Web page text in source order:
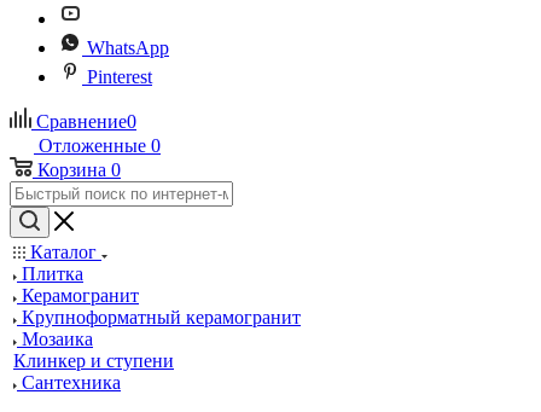
WhatsApp
Pinterest
Сравнение0
Отложенные 0
Корзина 0
Каталог
Плитка
Керамогранит
Крупноформатный керамогранит
Мозаика
Клинкер и ступени
Сантехника